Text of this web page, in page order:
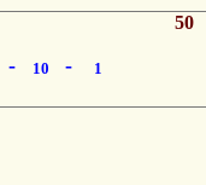
- 10 - 1
50